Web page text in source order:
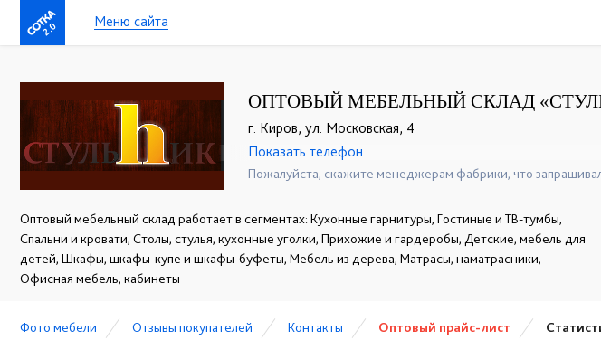
2.0 Меню сайта
ОПТОВЫЙ МЕБЕЛЬНЫЙ СКЛАД
г. Киров, ул. Московская, 4
☎+7(8332)35-35-47
Показать телефон
Пожалуйста, скажите менеджерам фабрики, что
Оптовый мебельный склад работает в сегментах: Кухонные гарнитуры, Гостиные и ТВ-тумбы,
Спальни и кровати, Столы, стулья, кухонные уголки, Прихожие и гардеробы, Детские, мебель для
детей, Шкафы, шкафы-купе и шкафы-буфеты, Мебель из дерева, Матрасы, наматрасники,
Офисная мебель, кабинеты
Фото мебели Отзывы покупателей Контакты Оптовый прайс-лист